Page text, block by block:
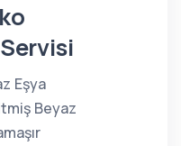
Eşya
Beyaz